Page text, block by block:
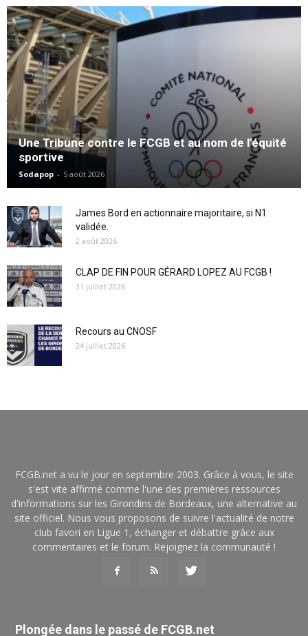
Une Tribune contre le FCGB et au nom de l’équité
sportive
Sodapop - 5 août 2026
James Bord en actionnaire majoritaire, si N1
validée.
2 août 2026
CLAP DE FIN POUR GÉRARD LOPEZ AU FCGB !
31 juillet 2026
Recours au CNOSF
24 juillet 2026
FCGB.net a vu le jour en septembre 2003. Grâce à vous, le site
s'est vite affirmé comme l'une des premières ressources
d'informations sur les Girondins de Bordeaux, une alternative au
site officiel. Nous vous proposons de suivre l'actualité de notre
club favori en Ligue 1, échanger et débattre grâce aux
commentaires et le forum. Rejoignez la communauté !
Plongée dans le passé de FCGB.net